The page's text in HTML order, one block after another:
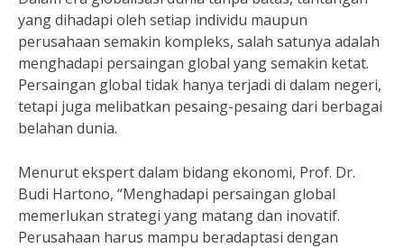
yang dihadapi oleh setiap individu maupun
perusahaan semakin kompleks, salah satunya adalah
menghadapi persaingan global yang semakin ketat.
Persaingan global tidak hanya terjadi di dalam negeri,
tetapi juga melibatkan pesaing-pesaing dari berbagai
belahan dunia.
Menurut ekspert dalam bidang ekonomi, Prof. Dr.
Budi Hartono, “Menghadapi persaingan global
memerlukan strategi yang matang dan inovatif.
Perusahaan harus mampu beradaptasi dengan